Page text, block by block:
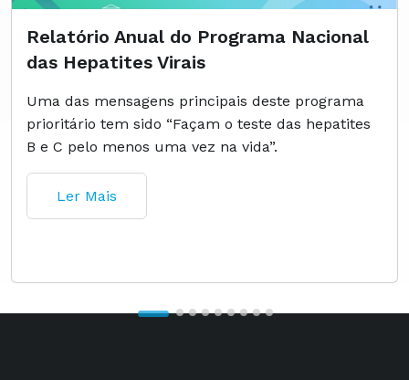
Relatório Anual do Programa Nacional
das Hepatites Virais
Uma das mensagens principais deste programa
prioritário tem sido “Façam o teste das hepatites
B e C pelo menos uma vez na vida”.
Ler Mais